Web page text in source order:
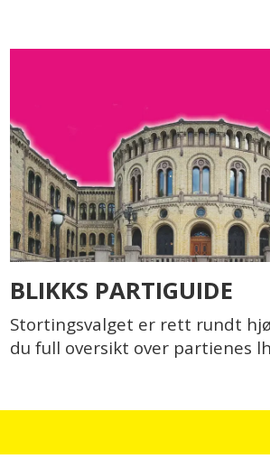
BLIKKS PARTIGUIDE
Stortingsvalget er rett rundt
du full oversikt over partienes